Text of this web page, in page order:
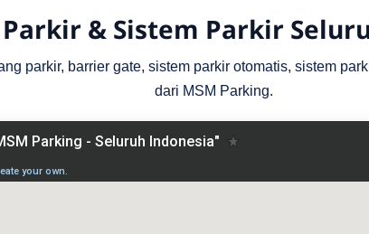
& Sistem Parkir
parkir, barrier gate, sistem parkir otomatis, sistem
dari MSM Parking.